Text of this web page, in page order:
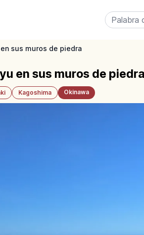
sus muros de piedra
en sus muros de
Kagoshima Okinawa